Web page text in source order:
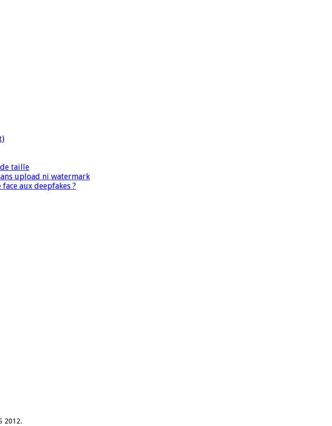
taille
upload ni watermark
aux deepfakes ?
2012.